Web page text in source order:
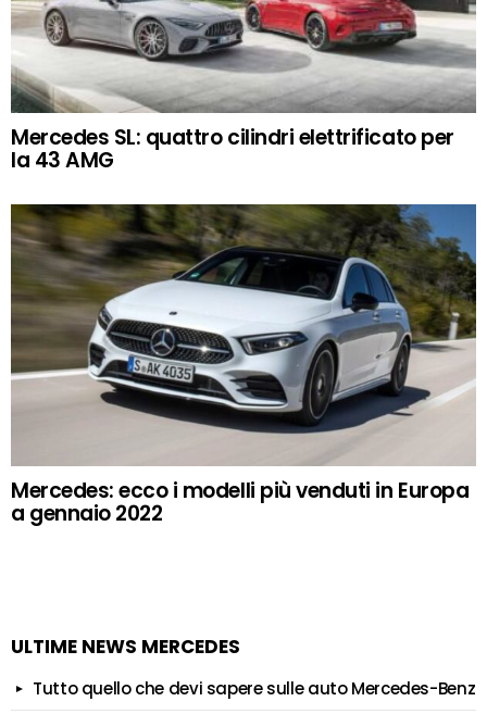
Mercedes SL: quattro cilindri elettrificato per
la 43 AMG
Mercedes: ecco i modelli più venduti in Europa
a gennaio 2022
ULTIME NEWS MERCEDES
Tutto quello che devi sapere sulle auto Mercedes-Benz